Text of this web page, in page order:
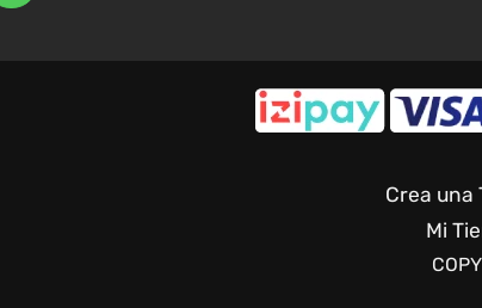
Crea una
Mi